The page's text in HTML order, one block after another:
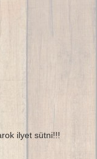
ilyet sütni!!!